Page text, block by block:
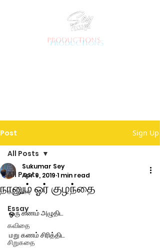
productions
Post Sign Up
All Posts
கட்டுரை
Essay
கவிதை
சிறுகதை
All Posts
நானும் ஓர் குழந்தை
Sukumar Sey
Apr 9, 2019 1 min read
ஒரு கணம் அழுதிட
மறு கணம் சிரித்திட